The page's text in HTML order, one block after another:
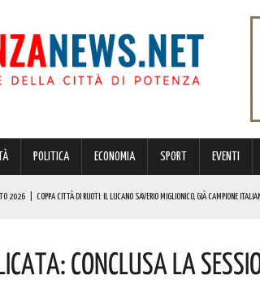
POLITICA ECONOMIA SPORT EVENTI
2026 COPPA CITTÀ DI RUOTI: IL LUCANO SAVERIO MIGLIONICO, GIÀ CAMPIONE
IN SINNI SI PREPARA AI FESTEGGIAMENTI CIVILI DEI SANTI PATRONI FELICE E
Conclusa La